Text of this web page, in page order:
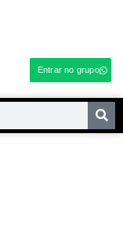
Entrar no grupo